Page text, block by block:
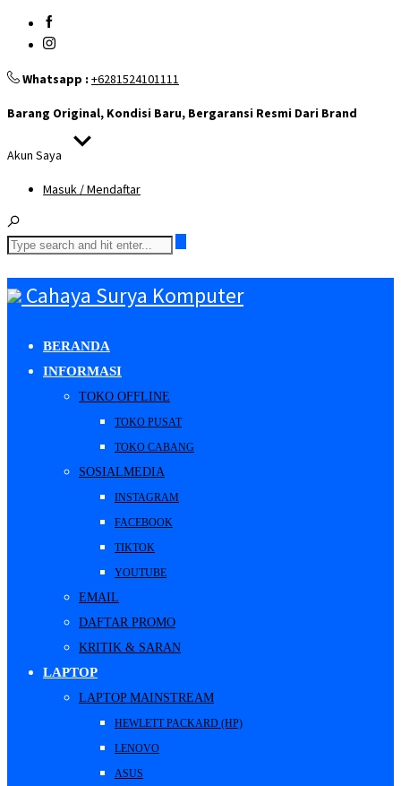
Whatsapp : +6281524101111
Barang Original, Kondisi Baru, Bergaransi Resmi Dari Brand
Akun Saya
Masuk / Mendaftar
Cahaya Surya Komputer
BERANDA
INFORMASI
TOKO OFFLINE
TOKO PUSAT
TOKO CABANG
SOSIALMEDIA
INSTAGRAM
FACEBOOK
TIKTOK
YOUTUBE
EMAIL
DAFTAR PROMO
KRITIK & SARAN
LAPTOP
LAPTOP MAINSTREAM
HEWLETT PACKARD (HP)
LENOVO
ASUS